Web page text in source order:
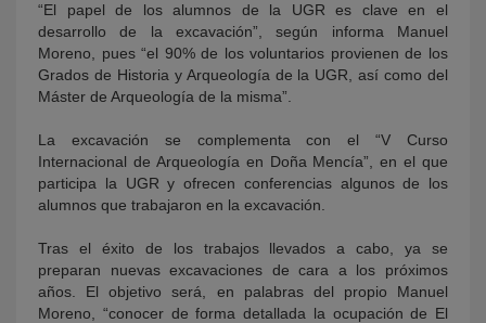
“El papel de los alumnos de la UGR es clave en el
desarrollo de la excavación”, según informa Manuel
Moreno, pues “el 90% de los voluntarios provienen de los
Grados de Historia y Arqueología de la UGR, así como del
Máster de Arqueología de la misma”.
La excavación se complementa con el “V Curso
Internacional de Arqueología en Doña Mencía”, en el que
participa la UGR y ofrecen conferencias algunos de los
alumnos que trabajaron en la excavación.
Tras el éxito de los trabajos llevados a cabo, ya se
preparan nuevas excavaciones de cara a los próximos
años. El objetivo será, en palabras del propio Manuel
Moreno, “conocer de forma detallada la ocupación de El